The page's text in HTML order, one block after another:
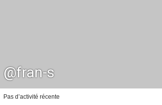
@fran-s
Pas d’activité récente